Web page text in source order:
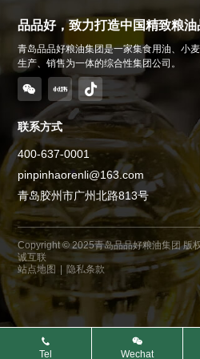
Tel Wechat
品品好，致力打造中国精致粮
青岛品品好粮油集团是一家集食用油、小
生产、销售为一体的综合性集团公司。
联系方式
400-637-0001
pinpinhaorenli@163.com
青岛胶州市广州北路813号
Copyright © 2025青岛品品好粮油集团 版
诚互联
站点地图
隐私条款